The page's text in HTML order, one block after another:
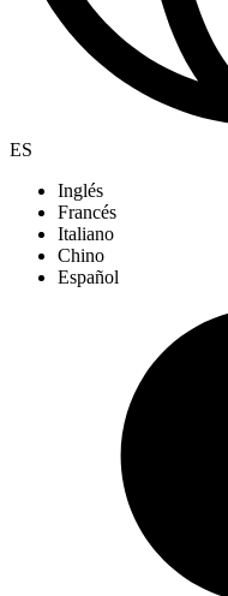
ES
Inglés
Francés
Italiano
Chino
Español